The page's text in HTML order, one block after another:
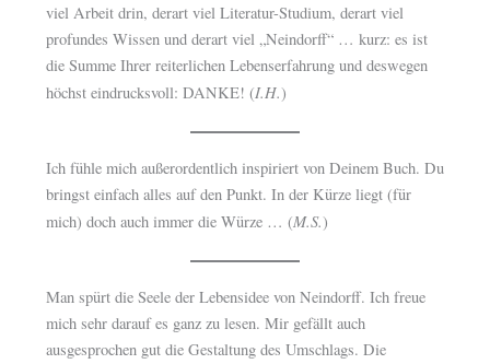
viel Arbeit drin, derart viel Literatur-Studium, derart viel
profundes Wissen und derart viel „Neindorff“ … kurz: es ist
die Summe Ihrer reiterlichen Lebenserfahrung und deswegen
höchst eindrucksvoll: DANKE! (I.H.)
Ich fühle mich außerordentlich inspiriert von Deinem Buch. Du
bringst einfach alles auf den Punkt. In der Kürze liegt (für
mich) doch auch immer die Würze … (M.S.)
Man spürt die Seele der Lebensidee von Neindorff. Ich freue
mich sehr darauf es ganz zu lesen. Mir gefällt auch
ausgesprochen gut die Gestaltung des Umschlags. Die